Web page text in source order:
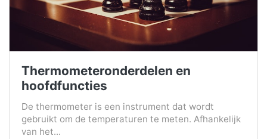
Thermometeronderdelen en
hoofdfuncties
De thermometer is een instrument dat wordt
gebruikt om de temperaturen te meten. Afhankelijk
van het...